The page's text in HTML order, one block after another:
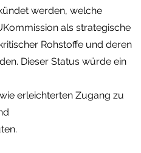
werden, welche
als strategische
Rohstoffe und deren
Dieser Status würde ein
erleichterten Zugang zu